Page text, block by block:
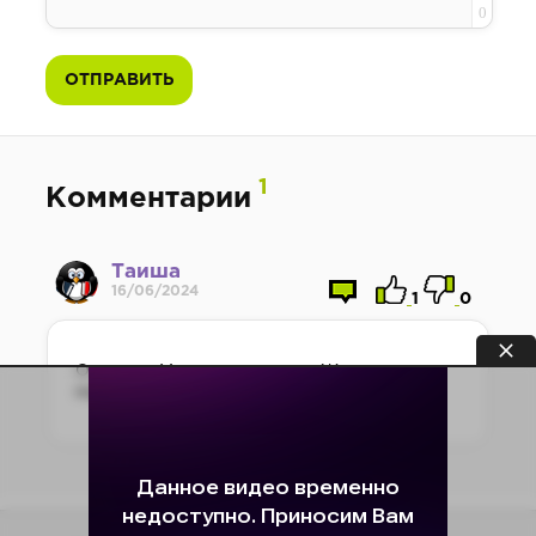
0
ОТПРАВИТЬ
Комментарии 1
Таиша
16/06/2024
1 0
Отлично. Мне понравилось. Жаль